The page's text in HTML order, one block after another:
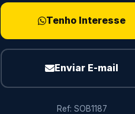
Tenho Interesse
Enviar E-mail
Ref: SOB1187